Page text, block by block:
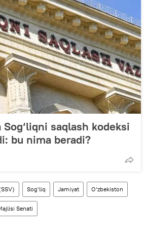
Sog‘liqni saqlash kodeksi
bu nima beradi?
Sog‘liq Jamiyat O‘zbekiston
Senati